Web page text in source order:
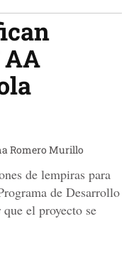
AA
Romero Murillo
de lempiras para
de Desarrollo
el proyecto se